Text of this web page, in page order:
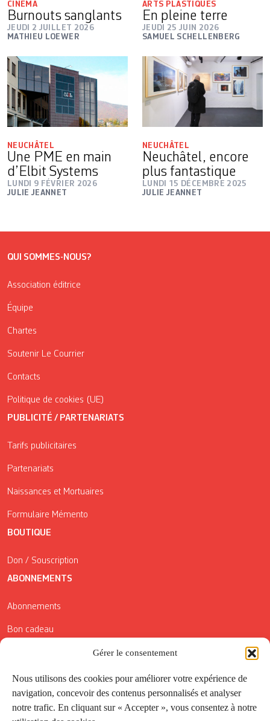
Gérer le consentement
Nous utilisons des cookies pour améliorer votre expérience de
navigation, concevoir des contenus personnalisés et analyser
notre trafic. En cliquant sur « Accepter », vous consentez à notre
CINÉMA
Burnouts sanglants
JEUDI 2 JUILLET 2026
MATHIEU LOEWER
ARTS PLASTIQUES
En pleine terre
JEUDI 25 JUIN 2026
SAMUEL SCHELLENBERG
NEUCHÂTEL
Une PME en main
d’Elbit Systems
LUNDI 9 FÉVRIER 2026
JULIE JEANNET
NEUCHÂTEL
Neuchâtel, encore
plus fantastique
LUNDI 15 DÉCEMBRE 2025
JULIE JEANNET
QUI SOMMES-NOUS?
Association éditrice
Équipe
Chartes
Soutenir Le Courrier
Contacts
Politique de cookies (UE)
PUBLICITÉ / PARTENARIATS
Tarifs publicitaires
Partenariats
Naissances et Mortuaires
Formulaire Mémento
BOUTIQUE
Don / Souscription
ABONNEMENTS
Abonnements
Bon cadeau
Conditions générales de vente
Réductions de la Carte Côté Courrier
Application